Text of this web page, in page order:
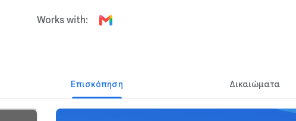
Works with:
Επισκόπηση Δικαιώματα